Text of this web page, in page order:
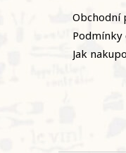
Obchodní
Podmínky
Jak